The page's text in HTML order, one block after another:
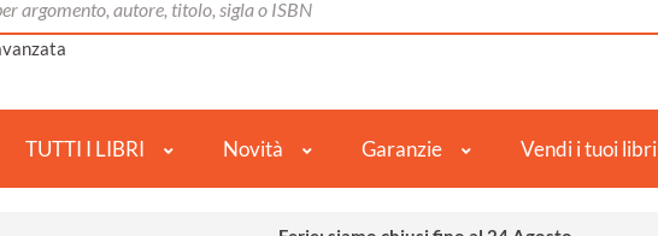
TUTTI I LIBRI Novità Garanzie Vendi i tuoi libri